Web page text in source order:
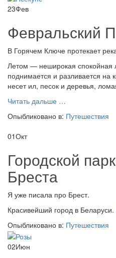
23Фев
Февральский
В Горячем Ключе протекает
Летом — неширокая спокойная
поднимается и разливается
несет ил, песок и деревья,
Читать дальше проФевральский
…
Опыбликовано в: Путешествия
01Окт
Городской
Бреста
Я уже писала про Брест.
Красивейший город в Беларуси.
Опыбликовано в: Путешествия
02Июн